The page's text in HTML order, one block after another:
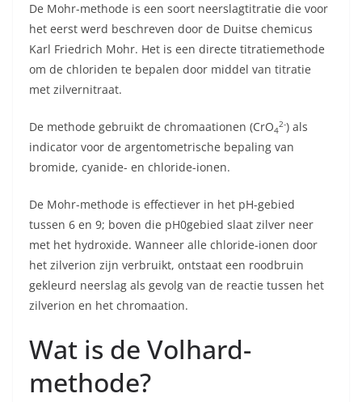
De Mohr-methode is een soort neerslagtitratie die voor
het eerst werd beschreven door de Duitse chemicus
Karl Friedrich Mohr. Het is een directe titratiemethode
om de chloriden te bepalen door middel van titratie
met zilvernitraat.
De methode gebruikt de chromaationen (CrO4
2-) als
indicator voor de argentometrische bepaling van
bromide, cyanide- en chloride-ionen.
De Mohr-methode is effectiever in het pH-gebied
tussen 6 en 9; boven die pH0gebied slaat zilver neer
met het hydroxide. Wanneer alle chloride-ionen door
het zilverion zijn verbruikt, ontstaat een roodbruin
gekleurd neerslag als gevolg van de reactie tussen het
zilverion en het chromaation.
Wat is de Volhard-
methode?